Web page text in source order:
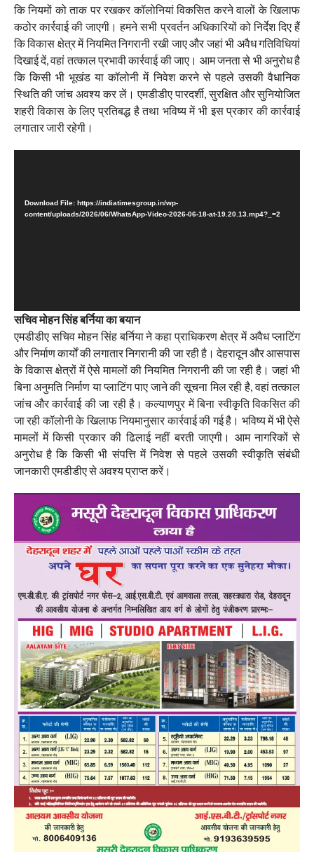
कि नियमों को ताक पर रखकर कॉलोनियां विकसित करने वालों के खिलाफ
कठोर कार्रवाई की जाएगी। हमने सभी प्रवर्तन अधिकारियों को निर्देश दिए हैं
कि विकास क्षेत्र में नियमित निगरानी रखी जाए और जहां भी अवैध गतिविधियां
दिखाई दें, वहां तत्काल प्रभावी कार्रवाई की जाए। आम जनता से भी अनुरोध है
कि किसी भी भूखंड या कॉलोनी में निवेश करने से पहले उसकी वैधानिक
स्थिति की जांच अवश्य कर लें। एमडीडीए पारदर्शी, सुरक्षित और सुनियोजित
शहरी विकास के लिए प्रतिबद्ध है तथा भविष्य में भी इस प्रकार की कार्रवाई
लगातार जारी रहेगी।
Video
Download File: https://indiatimesgroup.in/wp-
content/uploads/2026/06/WhatsApp-Video-2026-06-18-at-19.20.13.mp4?_=2
सचिव मोहन सिंह बर्निया का बयान
एमडीडीए सचिव मोहन सिंह बर्निया ने कहा प्राधिकरण क्षेत्र में अवैध प्लाटिंग
और निर्माण कार्यों की लगातार निगरानी की जा रही है। देहरादून और आसपास
के विकास क्षेत्रों में ऐसे मामलों की नियमित निगरानी की जा रही है। जहां भी
बिना अनुमति निर्माण या प्लाटिंग पाए जाने की सूचना मिल रही है, वहां तत्काल
जांच और कार्रवाई की जा रही है। कल्याणपुर में बिना स्वीकृति विकसित की
जा रही कॉलोनी के खिलाफ नियमानुसार कार्रवाई की गई है। भविष्य में भी ऐसे
मामलों में किसी प्रकार की ढिलाई नहीं बरती जाएगी। आम नागरिकों से
अनुरोध है कि किसी भी संपत्ति में निवेश से पहले उसकी स्वीकृति संबंधी
जानकारी एमडीडीए से अवश्य प्राप्त करें।